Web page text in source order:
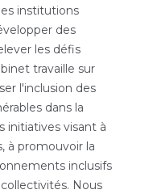
institutions
des
les défis
travaille sur
l'inclusion des
dans la
initiatives visant à
à promouvoir la
inclusifs
Nous